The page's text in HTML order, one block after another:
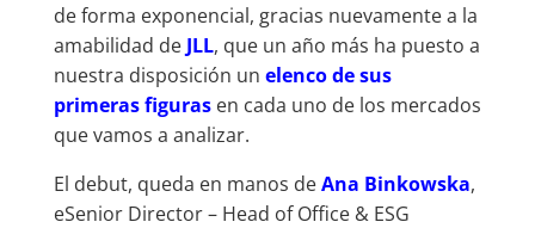
de forma exponencial, gracias nuevamente a la
amabilidad de JLL, que un año más ha puesto a
nuestra disposición un elenco de sus
primeras figuras en cada uno de los mercados
que vamos a analizar.
El debut, queda en manos deAna Binkowska,
eSenior Director – Head of Office & ESG